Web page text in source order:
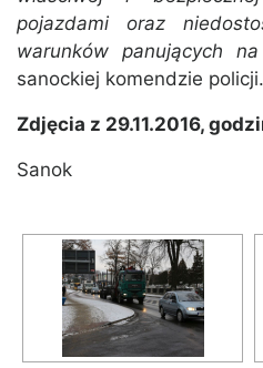
pojazdami oraz
warunków panujących
sanockiej komendzie policji.
Zdjęcia z 29.11.2016,
Sanok